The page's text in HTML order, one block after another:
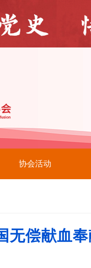
协会活动
偿献血